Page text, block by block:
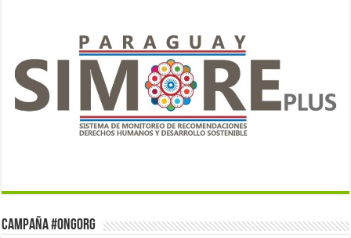
Campaña #ONGorg